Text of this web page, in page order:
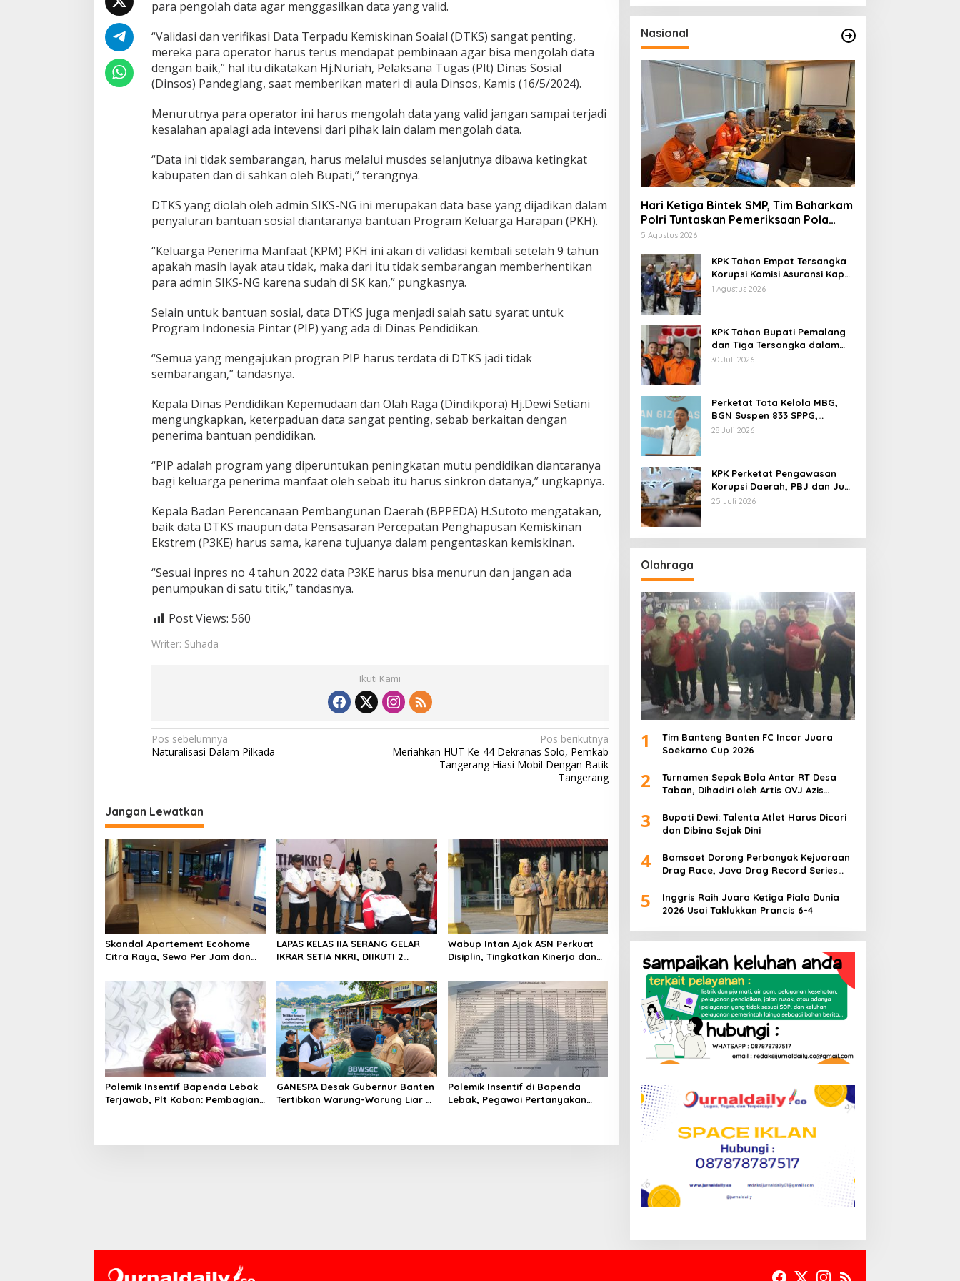
D
t
a
P
e
n
r
i
m
B
a
t
a
P
r
o
a
m
K
H
para pengolah data agar menggasilkan data yang valid.
“Validasi dan verifikasi Data Terpadu Kemiskinan Soaial (DTKS) sangat penting,
mereka para operator harus terus mendapat pembinaan agar bisa mengolah data
dengan baik,” hal itu dikatakan Hj.Nuriah, Pelaksana Tugas (Plt) Dinas Sosial
(Dinsos) Pandeglang, saat memberikan materi di aula Dinsos, Kamis (16/5/2024).
Menurutnya para operator ini harus mengolah data yang valid jangan sampai terjadi
kesalahan apalagi ada intevensi dari pihak lain dalam mengolah data.
“Data ini tidak sembarangan, harus melalui musdes selanjutnya dibawa ketingkat
kabupaten dan di sahkan oleh Bupati,” terangnya.
DTKS yang diolah oleh admin SIKS-NG ini merupakan data base yang dijadikan dalam
penyaluran bantuan sosial diantaranya bantuan Program Keluarga Harapan (PKH).
“Keluarga Penerima Manfaat (KPM) PKH ini akan di validasi kembali setelah 9 tahun
apakah masih layak atau tidak, maka dari itu tidak sembarangan memberhentikan
para admin SIKS-NG karena sudah di SK kan,” pungkasnya.
Selain untuk bantuan sosial, data DTKS juga menjadi salah satu syarat untuk
Program Indonesia Pintar (PIP) yang ada di Dinas Pendidikan.
“Semua yang mengajukan progran PIP harus terdata di DTKS jadi tidak
sembarangan,” tandasnya.
Kepala Dinas Pendidikan Kepemudaan dan Olah Raga (Dindikpora) Hj.Dewi Setiani
mengungkapkan, keterpaduan data sangat penting, sebab berkaitan dengan
penerima bantuan pendidikan.
“PIP adalah program yang diperuntukan peningkatan mutu pendidikan diantaranya
bagi keluarga penerima manfaat oleh sebab itu harus sinkron datanya,” ungkapnya.
Kepala Badan Perencanaan Pembangunan Daerah (BPPEDA) H.Sutoto mengatakan,
baik data DTKS maupun data Pensasaran Percepatan Penghapusan Kemiskinan
Ekstrem (P3KE) harus sama, karena tujuanya dalam pengentaskan kemiskinan.
“Sesuai inpres no 4 tahun 2022 data P3KE harus bisa menurun dan jangan ada
penumpukan di satu titik,” tandasnya.
Post Views: 560
Writer: Suhada
Ikuti Kami
N
a
i
g
a
s
i
p
o
s
Pos sebelumnya
Naturalisasi Dalam Pilkada
Pos berikutnya
Meriahkan HUT Ke-44 Dekranas Solo, Pemkab
Tangerang Hiasi Mobil Dengan Batik
Tangerang
Jangan Lewatkan
Skandal Apartement Ecohome
Citra Raya, Sewa Per Jam dan
LAPAS KELAS IIA SERANG GELAR
IKRAR SETIA NKRI, DIIKUTI 2
Wabup Intan Ajak ASN Perkuat
Disiplin, Tingkatkan Kinerja dan
Polemik Insentif Bapenda Lebak
Terjawab, Plt Kaban: Pembagian
GANESPA Desak Gubernur Banten
Tertibkan Warung-Warung Liar di
Polemik Insentif di Bapenda
Lebak, Pegawai Pertanyakan
Nasional
Hari Ketiga Bintek SMP, Tim Baharkam
Polri Tuntaskan Pemeriksaan Pola
Pengamanan Pertamina Patra Niaga
5 Agustus 2026
KPK Tahan Empat Tersangka
Korupsi Komisi Asuransi Kapal
PT Pelni
1 Agustus 2026
KPK Tahan Bupati Pemalang
dan Tiga Tersangka dalam
Kasus Dugaan Pemerasan
30 Juli 2026
Perketat Tata Kelola MBG,
BGN Suspen 833 SPPG,
Ratusan Di Antaranya
28 Juli 2026
KPK Perketat Pengawasan
Korupsi Daerah, PBJ dan Jual
Beli Jabatan Jadi Target
25 Juli 2026
Olahraga
1
Tim Banteng Banten FC Incar Juara
Soekarno Cup 2026
2
Turnamen Sepak Bola Antar RT Desa
Taban, Dihadiri oleh Artis OVJ Azis
3
Bupati Dewi: Talenta Atlet Harus Dicari
dan Dibina Sejak Dini
4
Bamsoet Dorong Perbanyak Kejuaraan
Drag Race, Java Drag Record Series
Muda
5
Inggris Raih Juara Ketiga Piala Dunia
2026 Usai Taklukkan Prancis 6-4